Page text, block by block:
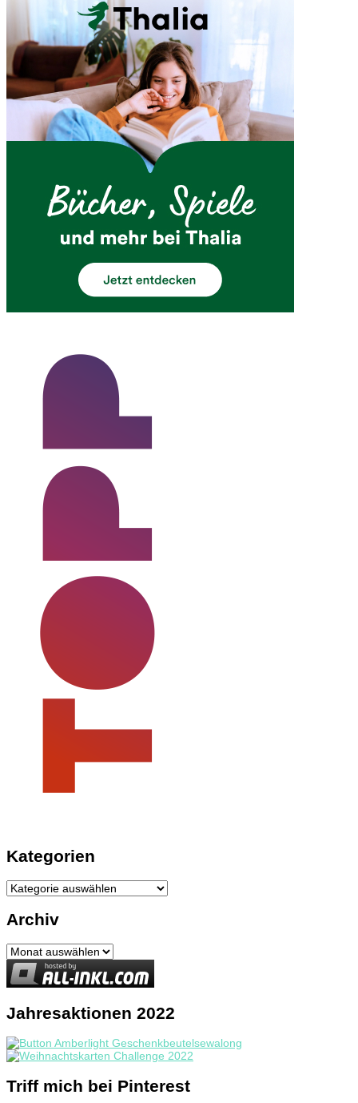
Kategorien
Kategorien
Archiv
Archiv
Jahresaktionen 2022
Triff mich bei Pinterest